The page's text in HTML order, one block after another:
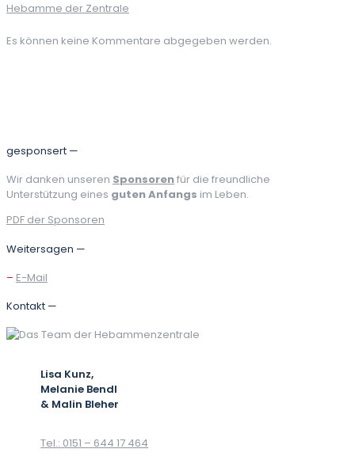
Hebamme der Zentrale
Es können keine Kommentare abgegeben werden.
gesponsert —
Wir danken unseren Sponsorenfür die freundliche
Unterstützung eines guten Anfangs im Leben.
PDF der Sponsoren
Weitersagen —
– E-Mail
Kontakt —
Lisa Kunz,
Melanie Bendl
& Malin Bleher
Tel.: 0151 – 644 17 464